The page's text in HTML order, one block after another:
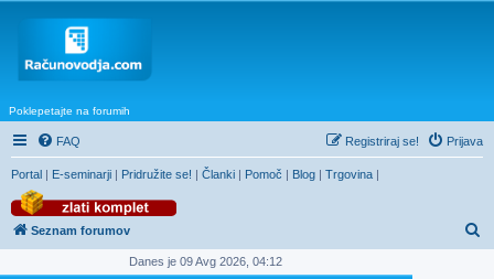
Poklepetajte na forumih
FAQ Prijava
Registriraj se!
Portal | E-seminarji | Pridružite se! | Članki | Pomoč | Blog | Trgovina |
Seznam forumov
Danes je 09 Avg 2026, 04:12